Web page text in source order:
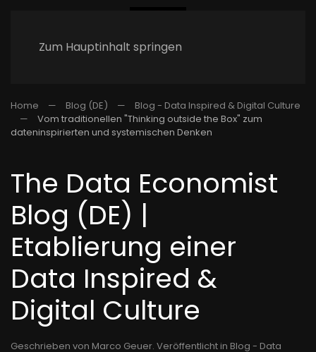
Zum Hauptinhalt springen
Home Blog (DE)
Blog - Data Inspired & Digital Culture
Vom traditionellen "Thinking outside the Box" zum
dateninspirierten und systemischen Denken
The Data Economist
Blog (DE) |
Etablierung einer
Data Inspired &
Digital Culture
Geschrieben von Marco Geuer. Veröffentlicht in Blog - Data